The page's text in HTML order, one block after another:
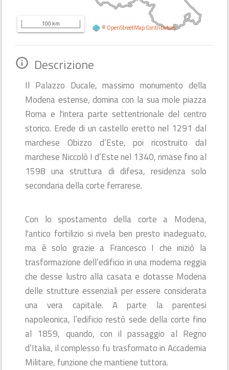
© OpenStreetMapContributors
100 km
info_outline Descrizione
Il Palazzo Ducale, massimo monumento della
Modena estense, domina con la sua mole piazza
Roma e l'intera parte settentrionale del centro
storico. Erede di un castello eretto nel 1291 dal
marchese Obizzo d’Este, poi ricostruito dal
marchese Niccolò I d’Este nel 1340, rimase fino al
1598 una struttura di difesa, residenza solo
secondaria della corte ferrarese.
Con lo spostamento della corte a Modena,
l'antico fortilizio si rivela ben presto inadeguato,
ma è solo grazie a Francesco I che iniziò la
trasformazione dell’edificio in una moderna reggia
che desse lustro alla casata e dotasse Modena
delle strutture essenziali per essere considerata
una vera capitale. A parte la parentesi
napoleonica, l’edificio restò sede della corte fino
al 1859, quando, con il passaggio al Regno
d’Italia, il complesso fu trasformato in Accademia
Militare, funzione che mantiene tuttora.